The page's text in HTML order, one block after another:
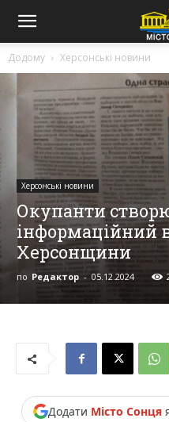
Додому Херсонські новини
Херсонські новини
Окупанти
інформаційний
Херсонщини
по Редактор - 05.12.2024
Додати Місто Сонця